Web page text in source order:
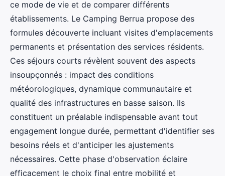
ce mode de vie et de comparer différents
établissements. Le Camping Berrua propose des
formules découverte incluant visites d'emplacements
permanents et présentation des services résidents.
Ces séjours courts révèlent souvent des aspects
insoupçonnés : impact des conditions
météorologiques, dynamique communautaire et
qualité des infrastructures en basse saison. Ils
constituent un préalable indispensable avant tout
engagement longue durée, permettant d'identifier ses
besoins réels et d'anticiper les ajustements
nécessaires. Cette phase d'observation éclaire
efficacement le choix final entre mobilité et